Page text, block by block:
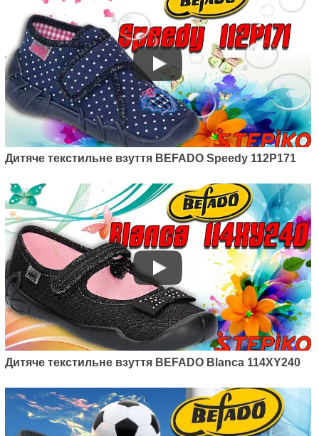
Артикул: 290Y210
Дитячі текстильні мокасини
Befado Skate 290Y210
Артикул: 290Y212
Befado Skate 290Y212
495 грн.
Дитяче текстильне взуття BEFADO Speedy 112P171
Дитяче текстильне взуття BEFADO Blanca 114XY240